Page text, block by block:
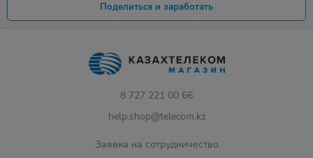
Поделиться и заработать
8 727 221 00 66
help.shop@telecom.kz
Заявка на сотрудничество